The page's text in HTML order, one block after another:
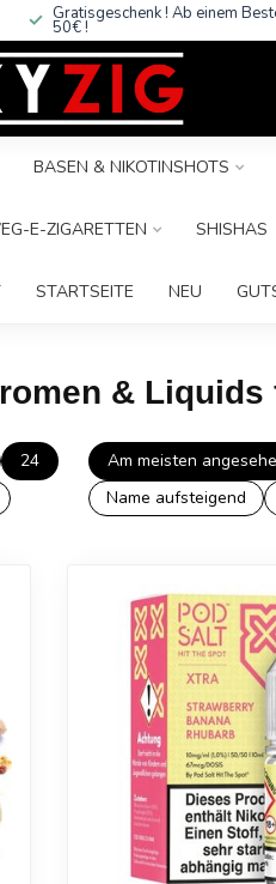
Gratisgeschenk ! Ab einem
50€ !
BASEN & NIKOTINSHOTS
E-ZIGARETTEN SHISHAS
STARTSEITE NEU
& Liquids
24
Am meisten
Name aufsteigend